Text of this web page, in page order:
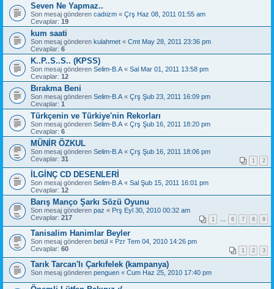
Seven Ne Yapmaz..
Son mesaj gönderen cadıizm « Çrş Haz 08, 2011 01:55 am
Cevaplar: 19
kum saati
Son mesaj gönderen kulahmet « Cmt May 28, 2011 23:36 pm
Cevaplar: 6
K..P..S..S.. (KPSS)
Son mesaj gönderen Selim-B.A « Sal Mar 01, 2011 13:58 pm
Cevaplar: 12
Bırakma Beni
Son mesaj gönderen Selim-B.A « Çrş Şub 23, 2011 16:09 pm
Cevaplar: 1
Türkçenin ve Türkiye'nin Rekorları
Son mesaj gönderen Selim-B.A « Çrş Şub 16, 2011 18:20 pm
Cevaplar: 6
MÜNİR ÖZKUL
Son mesaj gönderen Selim-B.A « Çrş Şub 16, 2011 18:06 pm
Cevaplar: 31 1 2
İLGİNÇ CD DESENLERİ
Son mesaj gönderen Selim-B.A « Sal Şub 15, 2011 16:01 pm
Cevaplar: 12
Barış Manço Şarkı Sözü Oyunu
Son mesaj gönderen paz « Prş Eyl 30, 2010 00:32 am
Cevaplar: 217 1 6 7 8 9
Tanisalim Hanimlar Beyler
Son mesaj gönderen betül « Pzr Tem 04, 2010 14:26 pm
Cevaplar: 60 1 2 3
Tarık Tarcan'lı Çarkıfelek (kampanya)
Son mesaj gönderen penguen « Cum Haz 25, 2010 17:40 pm